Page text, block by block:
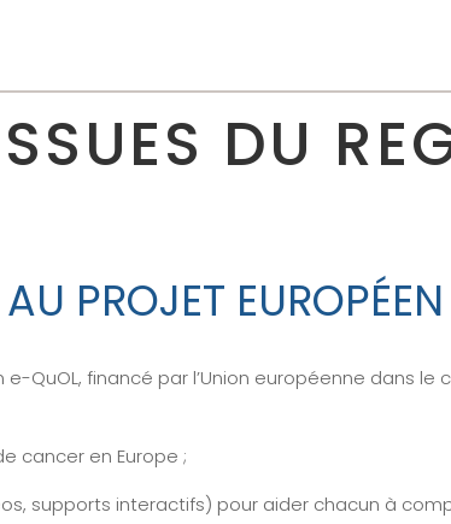
DU
PROJET
financé par l’Union européenne dans le
cancer en Europe ;
supports interactifs) pour aider chacun à